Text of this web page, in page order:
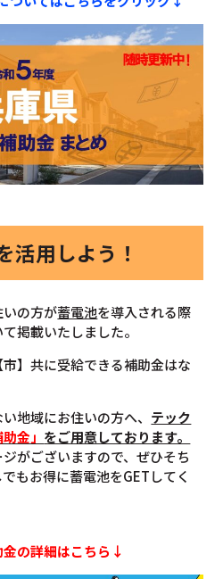
活用しよう！
いの方が蓄電池を導入される際
掲載いたしました。
】共に受給できる補助金はな
地域にお住いの方へ、 テック
金」 をご用意しております。
がございますので、ぜひそち
もお得に蓄電池をGETしてく
の詳細はこちら↓